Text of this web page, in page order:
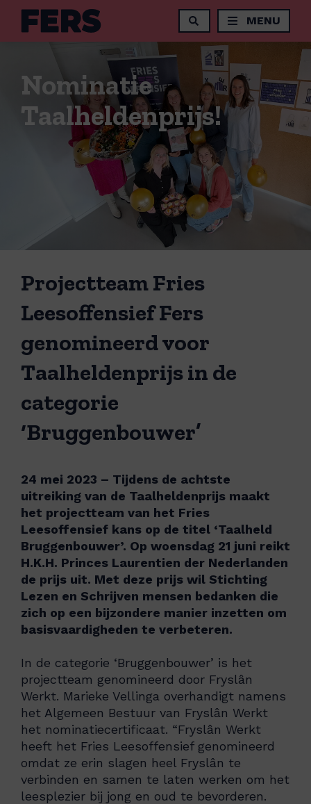
MENU
Nominatie
Taalheldenprijs!
Projectteam Fries
Leesoffensief Fers
genomineerd voor
Taalheldenprijs in de
categorie
‘Bruggenbouwer’
24 mei 2023 – Tijdens de achtste
uitreiking van de Taalheldenprijs maakt
het projectteam van het Fries
Leesoffensief kans op de titel ‘Taalheld
Bruggenbouwer’. Op woensdag 21 juni reikt
H.K.H. Princes Laurentien der Nederlanden
de prijs uit. Met deze prijs wil Stichting
Lezen en Schrijven mensen bedanken die
zich op een bijzondere manier inzetten om
basisvaardigheden te verbeteren.
In de categorie ‘Bruggenbouwer’ is het
projectteam genomineerd door Fryslân
Werkt. Marieke Vellinga overhandigt namens
het Algemeen Bestuur van Fryslân Werkt
het nominatiecertificaat. “Fryslân Werkt
heeft het Fries Leesoffensief genomineerd
omdat ze erin slagen heel Fryslân te
verbinden en samen te laten werken om het
leesplezier bij jong en oud te bevorderen.